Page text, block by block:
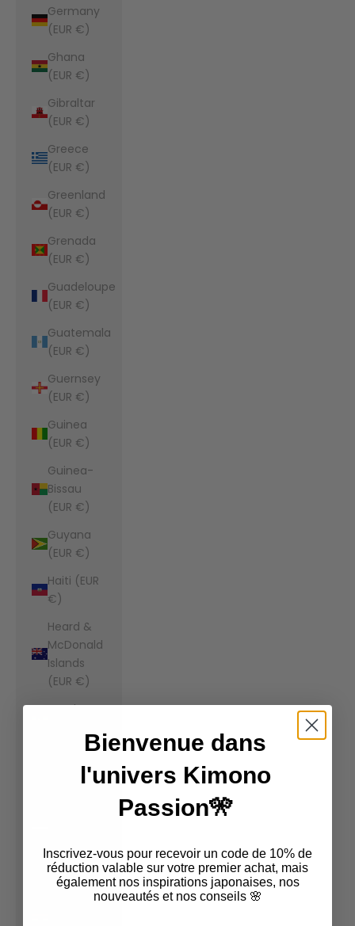
Germany
(EUR €)
Ghana
(EUR €)
Gibraltar
(EUR €)
Greece
(EUR €)
Greenland
(EUR €)
Grenada
(EUR €)
Guadeloupe
(EUR €)
Guatemala
(EUR €)
Guernsey
(EUR €)
Guinea
(EUR €)
Guinea-
Bissau
(EUR €)
Guyana
(EUR €)
Haiti (EUR
€)
Heard &
McDonald
Islands
(EUR €)
Honduras
Hong Kong
SAR (EUR
Iceland
(EUR €)
Bienvenue dans
l'univers Kimono
Passion🎌
Inscrivez-vous pour recevoir un code de 10% de
réduction valable sur votre premier achat, mais
également nos inspirations japonaises, nos
nouveautés et nos conseils 🌸